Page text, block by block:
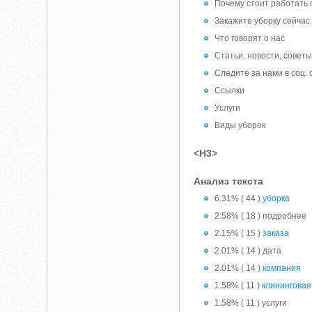
Почему стоит работать
Закажите уборку сейчас
Что говорят о нас
Статьи, новости, советы
Следите за нами в соц.
Ссылки
Услуги
Виды уборок
<H3>
Анализ текста
6.31% ( 44 )уборка
2.58% ( 18 ) подробнее
2.15% ( 15 )заказа
2.01% ( 14 ) дата
2.01% ( 14 )компания
1.58% ( 11 )клининговая
1.58% ( 11 ) услуги